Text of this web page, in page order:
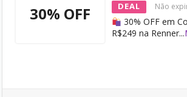
30% OFF DEAL Não
30% OFF em
R$249 na Renner...